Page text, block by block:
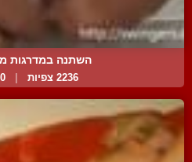
השתנה במדרגות
2236 צפיות 0 המלצות